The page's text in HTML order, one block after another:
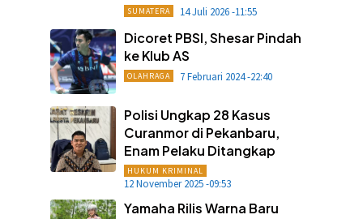
SUMATERA 14 Juli 2026 -11:55
Dicoret PBSI, Shesar Pindah
ke Klub AS
OLAHRAGA 7 Februari 2024 -22:40
Polisi Ungkap 28 Kasus
Curanmor di Pekanbaru,
Enam Pelaku Ditangkap
HUKUM KRIMINAL
12 November 2025 -09:53
Yamaha Rilis Warna Baru